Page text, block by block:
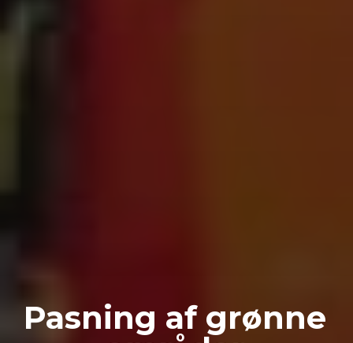
Pasning af grønne